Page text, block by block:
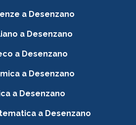
a Desenzano
a Desenzano
a Desenzano
a Desenzano
a Desenzano
a Desenzano